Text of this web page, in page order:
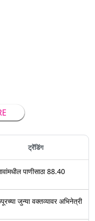
ट्रेंडिंग
पाणीसाठा 88.40
जुन्या वक्तव्यावर अभिनेत्री